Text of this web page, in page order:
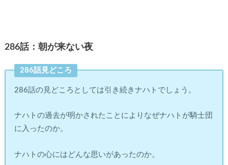
286話：朝が来ない夜
286話見どころ
286話の見どころとしては引き続きナハトでしょう。
ナハトの過去が明かされたことによりなぜナハトが騎士団
に入ったのか。
ナハトの心にはどんな思いがあったのか。